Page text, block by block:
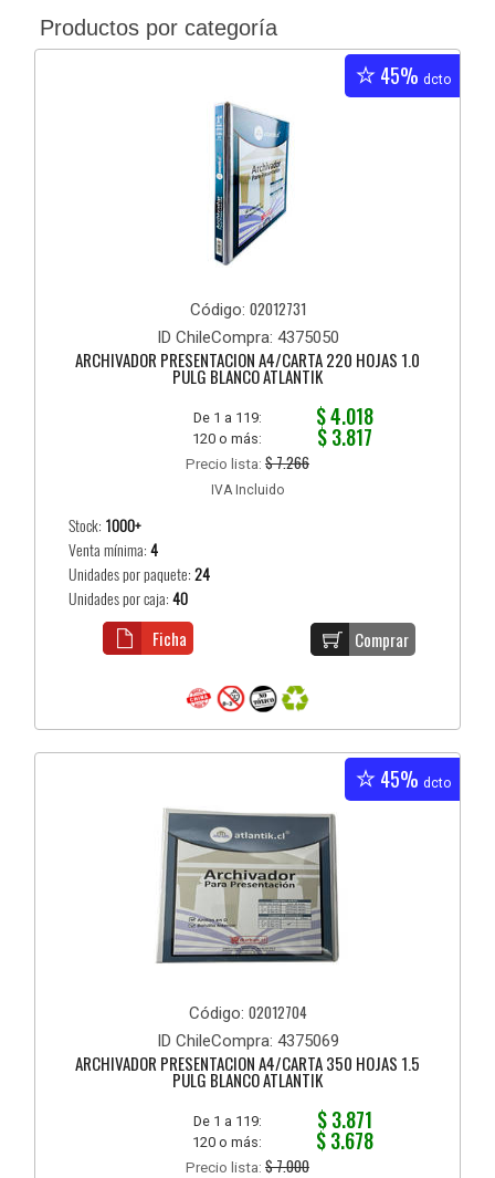
Productos por categoría
45% dcto
Código: 02012731
ID ChileCompra: 4375050
ARCHIVADOR PRESENTACION A4/CARTA 220 HOJAS 1.0
PULG BLANCO ATLANTIK
De 1 a 119: $ 4.018
120 o más: $ 3.817
Precio lista: $ 7.266
IVA Incluido
Stock: 1000+
Venta mínima:4
Unidades por paquete:24
Unidades por caja:40
Comprar
Ficha
45% dcto
Código: 02012704
ID ChileCompra: 4375069
ARCHIVADOR PRESENTACION A4/CARTA 350 HOJAS 1.5
PULG BLANCO ATLANTIK
De 1 a 119: $ 3.871
120 o más: $ 3.678
Precio lista: $ 7.000